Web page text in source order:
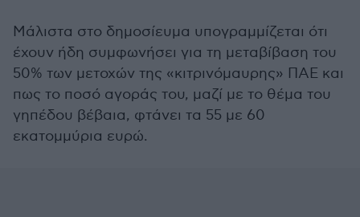
Μάλιστα στο δημοσίευμα υπογραμμίζεται ότι
έχουν ήδη συμφωνήσει για τη μεταβίβαση του
50% των μετοχών της «κιτρινόμαυρης» ΠΑΕ και
πως το ποσό αγοράς του, μαζί με το θέμα του
γηπέδου βέβαια, φτάνει τα 55 με 60
εκατομμύρια ευρώ.